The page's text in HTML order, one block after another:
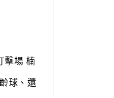
擊場 楠
球、還